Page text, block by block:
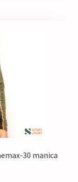
30 manica